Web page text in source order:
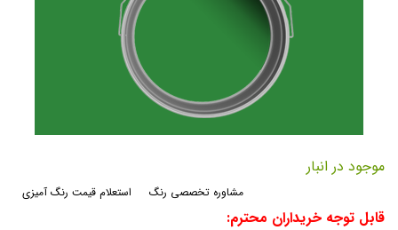
ابتدای
گالری
موجود در انبار
استعلام قیمت رنگ آمیزی مشاوره تخصصی رنگ
قابل توجه خریداران محترم: